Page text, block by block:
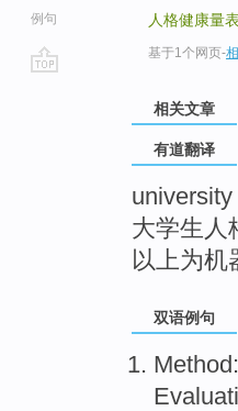
例句
人格健康量表
基于1个网页-
相关文章
有道翻译
大学生人
以上为
双语例句
Method